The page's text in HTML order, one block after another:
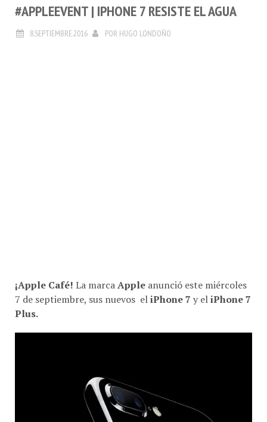
#APPLEEVENT | IPHONE 7 RESISTE EL AGUA
8.SEPTIEMBRE.2016 POR HUGO LONDOÑO
¡Apple Café! La marcaApple anunció este miércoles
7 de septiembre, sus nuevos eliPhone 7 y eliPhone 7
Plus.